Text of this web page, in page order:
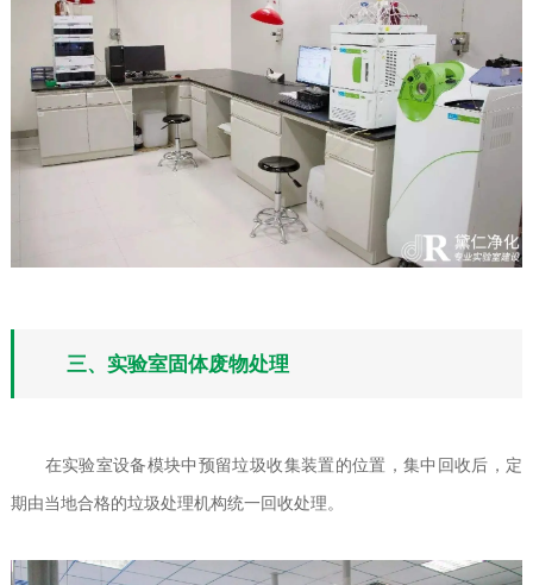
三、实验室固体废物处理
在实验室设备模块中预留垃圾收集装置的位置，集中回收后，定
期由当地合格的垃圾处理机构统一回收处理。